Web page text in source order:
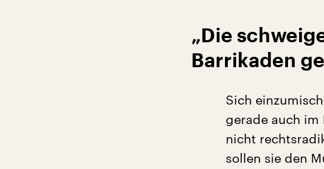
„Die
Barrikaden
Sich
gerade auch im
nicht
sollen sie den